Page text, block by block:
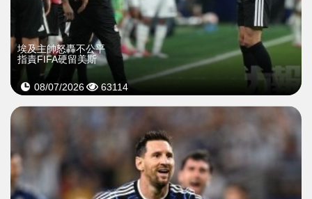
​埃及主帥怒轟不公平
指責FIFA硬留美斯
08/07/2026 63114